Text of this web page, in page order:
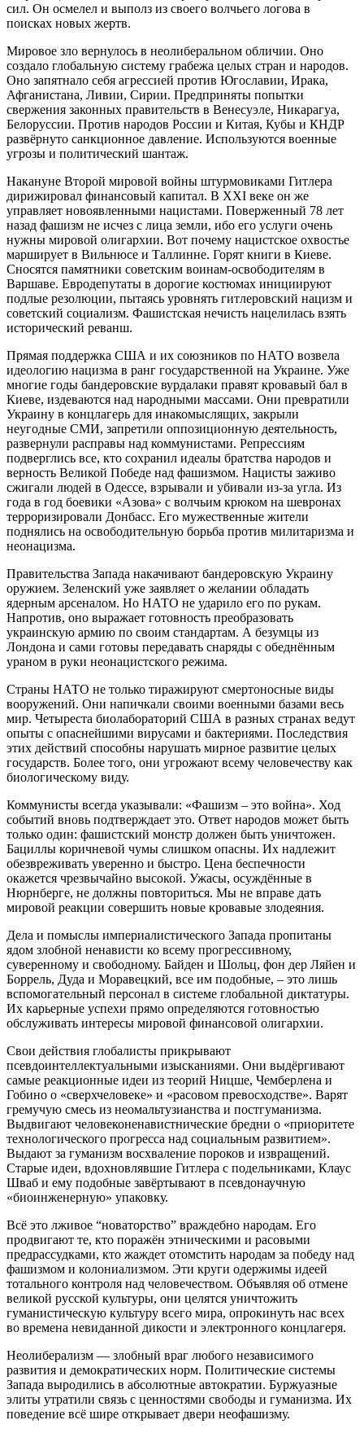
сил. Он осмелел и выполз из своего волчьего логова в
поисках новых жертв.
Мировое зло вернулось в неолиберальном обличии. Оно
создало глобальную систему грабежа целых стран и народов.
Оно запятнало себя агрессией против Югославии, Ирака,
Афганистана, Ливии, Сирии. Предприняты попытки
свержения законных правительств в Венесуэле, Никарагуа,
Белоруссии. Против народов России и Китая, Кубы и КНДР
развёрнуто санкционное давление. Используются военные
угрозы и политический шантаж.
Накануне Второй мировой войны штурмовиками Гитлера
дирижировал финансовый капитал. В ХХI веке он же
управляет новоявленными нацистами. Поверженный 78 лет
назад фашизм не исчез с лица земли, ибо его услуги очень
нужны мировой олигархии. Вот почему нацистское охвостье
марширует в Вильнюсе и Таллинне. Горят книги в Киеве.
Сносятся памятники советским воинам-освободителям в
Варшаве. Евродепутаты в дорогие костюмах инициируют
подлые резолюции, пытаясь уровнять гитлеровский нацизм и
советский социализм. Фашистская нечисть нацелилась взять
исторический реванш.
Прямая поддержка США и их союзников по НАТО возвела
идеологию нацизма в ранг государственной на Украине. Уже
многие годы бандеровские вурдалаки правят кровавый бал в
Киеве, издеваются над народными массами. Они превратили
Украину в концлагерь для инакомыслящих, закрыли
неугодные СМИ, запретили оппозиционную деятельность,
развернули расправы над коммунистами. Репрессиям
подверглись все, кто сохранил идеалы братства народов и
верность Великой Победе над фашизмом. Нацисты заживо
сжигали людей в Одессе, взрывали и убивали из-за угла. Из
года в год боевики «Азова» с волчьим крюком на шевронах
терроризировали Донбасс. Его мужественные жители
поднялись на освободительную борьба против милитаризма и
неонацизма.
Правительства Запада накачивают бандеровскую Украину
оружием. Зеленский уже заявляет о желании обладать
ядерным арсеналом. Но НАТО не ударило его по рукам.
Напротив, оно выражает готовность преобразовать
украинскую армию по своим стандартам. А безумцы из
Лондона и сами готовы передавать снаряды с обеднённым
ураном в руки неонацистского режима.
Страны НАТО не только тиражируют смертоносные виды
вооружений. Они напичкали своими военными базами весь
мир. Четыреста биолабораторий США в разных странах ведут
опыты с опаснейшими вирусами и бактериями. Последствия
этих действий способны нарушать мирное развитие целых
государств. Более того, они угрожают всему человечеству как
биологическому виду.
Коммунисты всегда указывали: «Фашизм – это война». Ход
событий вновь подтверждает это. Ответ народов может быть
только один: фашистский монстр должен быть уничтожен.
Бациллы коричневой чумы слишком опасны. Их надлежит
обезвреживать уверенно и быстро. Цена беспечности
окажется чрезвычайно высокой. Ужасы, осуждённые в
Нюрнберге, не должны повториться. Мы не вправе дать
мировой реакции совершить новые кровавые злодеяния.
Дела и помыслы империалистического Запада пропитаны
ядом злобной ненависти ко всему прогрессивному,
суверенному и свободному. Байден и Шольц, фон дер Ляйен и
Боррель, Дуда и Моравецкий, все им подобные, – это лишь
вспомогательный персонал в системе глобальной диктатуры.
Их карьерные успехи прямо определяются готовностью
обслуживать интересы мировой финансовой олигархии.
Свои действия глобалисты прикрывают
псевдоинтеллектуальными изысканиями. Они выдёргивают
самые реакционные идеи из теорий Ницше, Чемберлена и
Гобино о «сверхчеловеке» и «расовом превосходстве». Варят
гремучую смесь из неомальтузианства и постгуманизма.
Выдвигают человеконенавистнические бредни о «приоритете
технологического прогресса над социальным развитием».
Выдают за гуманизм восхваление пороков и извращений.
Старые идеи, вдохновлявшие Гитлера с подельниками, Клаус
Шваб и ему подобные завёртывают в псевдонаучную
«биоинженерную» упаковку.
Всё это лживое “новаторство” враждебно народам. Его
продвигают те, кто поражён этническими и расовыми
предрассудками, кто жаждет отомстить народам за победу над
фашизмом и колониализмом. Эти круги одержимы идеей
тотального контроля над человечеством. Объявляя об отмене
великой русской культуры, они целятся уничтожить
гуманистическую культуру всего мира, опрокинуть нас всех
во времена невиданной дикости и электронного концлагеря.
Неолиберализм — злобный враг любого независимого
развития и демократических норм. Политические системы
Запада выродились в абсолютные автократии. Буржуазные
элиты утратили связь с ценностями свободы и гуманизма. Их
поведение всё шире открывает двери неофашизму.